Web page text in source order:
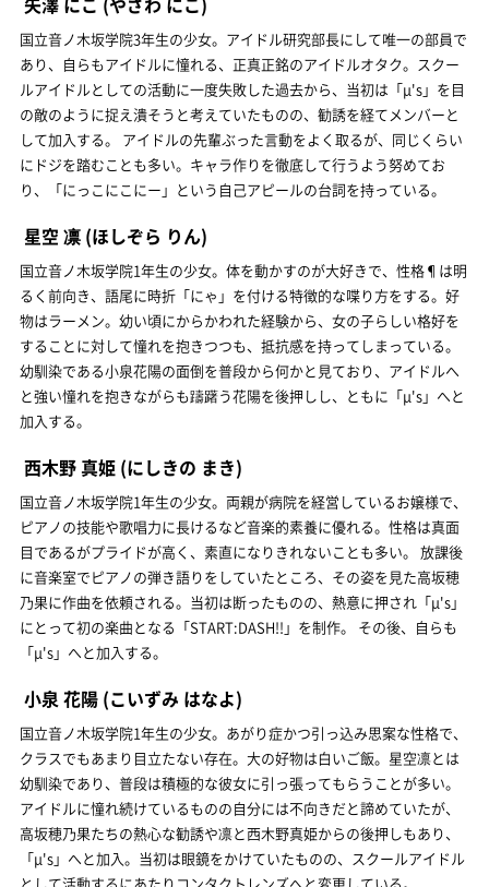
国立音ノ木坂学院3年生の少女。アイドル研究部長にして唯一の部員で
あり、自らもアイドルに憧れる、正真正銘のアイドルオタク。スクー
ルアイドルとしての活動に一度失敗した過去から、当初は「μ's」を目
の敵のように捉え潰そうと考えていたものの、勧誘を経てメンバーと
して加入する。 アイドルの先輩ぶった言動をよく取るが、同じくらい
にドジを踏むことも多い。キャラ作りを徹底して行うよう努めてお
り、「にっこにこにー」という自己アピールの台詞を持っている。
星空 凛 (ほしぞら りん)
国立音ノ木坂学院1年生の少女。体を動かすのが大好きで、性格¶は明
るく前向き、語尾に時折「にゃ」を付ける特徴的な喋り方をする。好
物はラーメン。幼い頃にからかわれた経験から、女の子らしい格好を
することに対して憧れを抱きつつも、抵抗感を持ってしまっている。
幼馴染である小泉花陽の面倒を普段から何かと見ており、アイドルへ
と強い憧れを抱きながらも躊躇う花陽を後押しし、ともに「μ's」へと
加入する。
西木野 真姫 (にしきの まき)
国立音ノ木坂学院1年生の少女。両親が病院を経営しているお嬢様で、
ピアノの技能や歌唱力に長けるなど音楽的素養に優れる。性格は真面
目であるがプライドが高く、素直になりきれないことも多い。 放課後
に音楽室でピアノの弾き語りをしていたところ、その姿を見た高坂穂
乃果に作曲を依頼される。当初は断ったものの、熱意に押され「μ's」
にとって初の楽曲となる「START:DASH!!」を制作。 その後、自らも
「μ's」へと加入する。
小泉 花陽 (こいずみ はなよ)
国立音ノ木坂学院1年生の少女。あがり症かつ引っ込み思案な性格で、
クラスでもあまり目立たない存在。大の好物は白いご飯。星空凛とは
幼馴染であり、普段は積極的な彼女に引っ張ってもらうことが多い。
アイドルに憧れ続けているものの自分には不向きだと諦めていたが、
高坂穂乃果たちの熱心な勧誘や凛と西木野真姫からの後押しもあり、
「μ's」へと加入。当初は眼鏡をかけていたものの、スクールアイドル
として活動するにあたりコンタクトレンズへと変更している。